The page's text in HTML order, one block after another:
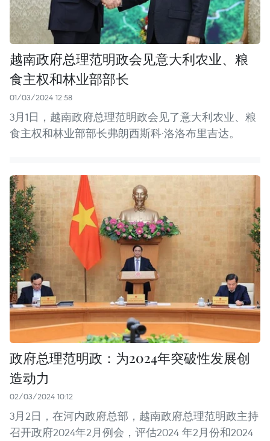
越南政府总理范明政会见意大利农业、粮
食主权和林业部部长
01/03/2024 12:58
3月1日，越南政府总理范明政会见了意大利农业、粮
食主权和林业部部长弗朗西斯科·洛洛布里吉达。
政府总理范明政：为2024年突破性发展创
造动力
02/03/2024 10:12
3月2日，在河内政府总部，越南政府总理范明政主持
召开政府2024年2月例会，评估2024 年2月份和2024